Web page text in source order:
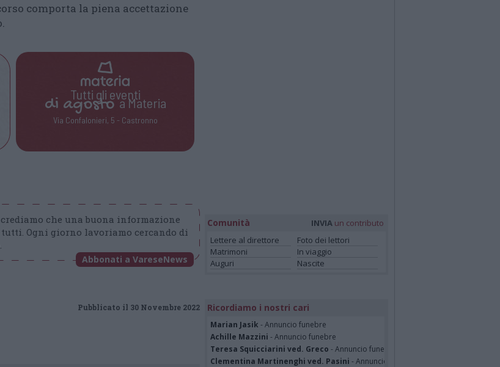
comporta la piena accettazione
Tutti gli eventi
di agostoa Materia
Via Confalonieri, 5 - Castronno
che una buona informazione
Ogni giorno lavoriamo cercando di
Abbonati a VareseNews
Pubblicato il 30 Novembre 2022
Comunità INVIA un contributo
Lettere al direttore
Foto dei lettori
Matrimoni
In viaggio
Auguri
Nascite
Ricordiamo i nostri cari
Marian Jasik - Annuncio funebre
Achille Mazzini - Annuncio funebre
Teresa Squicciarini ved. Greco - Annuncio funebre
Clementina Martinenghi ved. Pasini - Annuncio funebre